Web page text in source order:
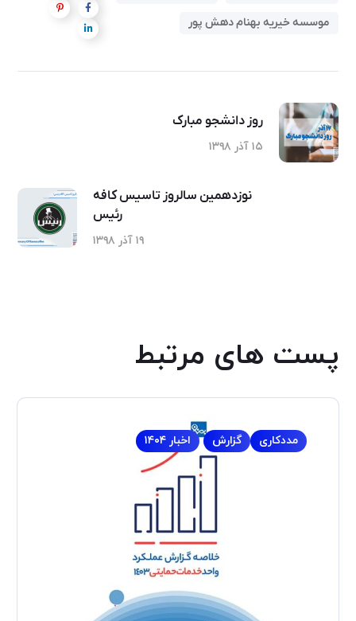
موسسه خیریه بهنام دهش پور
روز دانشجو مبارک
۱۵ آذر ۱۳۹۸
نوزدهمین سالروز تاسیس کافه
رئیس
۱۹ آذر ۱۳۹۸
پست های مرتبط
اخبار ۱۴۰۴ گزارش مددکاری